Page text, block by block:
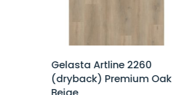
Gelasta Artline 2260
(dryback) Premium Oak